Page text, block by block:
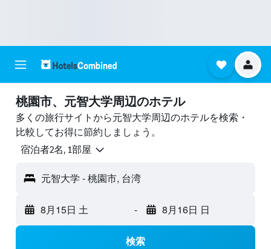
桃園市​、元智大学周辺のホテル
多くの旅行サイトから元智大学周辺のホテルを検索・
比較してお得に節約しましょう。
宿泊者2名, 1​部屋
元智大学 - 桃園市, 台湾
8月15日 土 - 8月16日 日
検索